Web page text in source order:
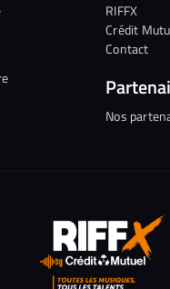
RIFFX
Crédit
Contact
Nos